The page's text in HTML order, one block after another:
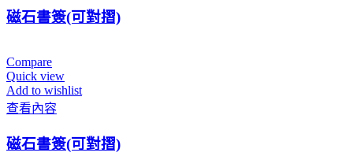
磁石書簽(可對摺)
Compare
Quick view
Add to wishlist
查看內容
磁石書簽(可對摺)